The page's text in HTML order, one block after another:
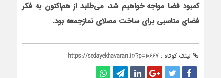
کمبود فضا مواجه خواهیم شد، می‌طلبد از هم‌اکنون به فکر
فضای مناسبی برای ساخت مصلای نمازجمعه بود.
لینک کوتاه : https://sedayekhavaran.ir/?p=10667